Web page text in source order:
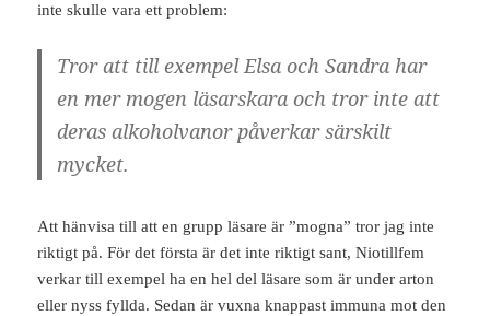
inte skulle vara ett problem:
Tror att till exempel Elsa och Sandra har
en mer mogen läsarskara och tror inte att
deras alkoholvanor påverkar särskilt
mycket.
Att hänvisa till att en grupp läsare är ”mogna” tror jag inte
riktigt på. För det första är det inte riktigt sant, Niotillfem
verkar till exempel ha en hel del läsare som är under arton
eller nyss fyllda. Sedan är vuxna knappast immuna mot den